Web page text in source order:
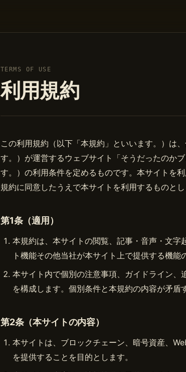
TERMS OF USE
利用規約
この利用規約（以下「本規約」といいます。）は
す。）が運営するウェブサイト「そうだったのか
す。）の利用条件を定めるものです。本サイトを
規約に同意したうえで本サイトを利用するものとし
第1条（適用）
本規約は、本サイトの閲覧、記事・音声・文
ト機能その他当社が本サイト上で提供する機能
本サイト内で個別の注意事項、ガイドライン
を構成します。個別条件と本規約の内容が矛盾
第2条（本サイトの内容）
本サイトは、ブロックチェーン、暗号資産、
を提供することを目的とします。